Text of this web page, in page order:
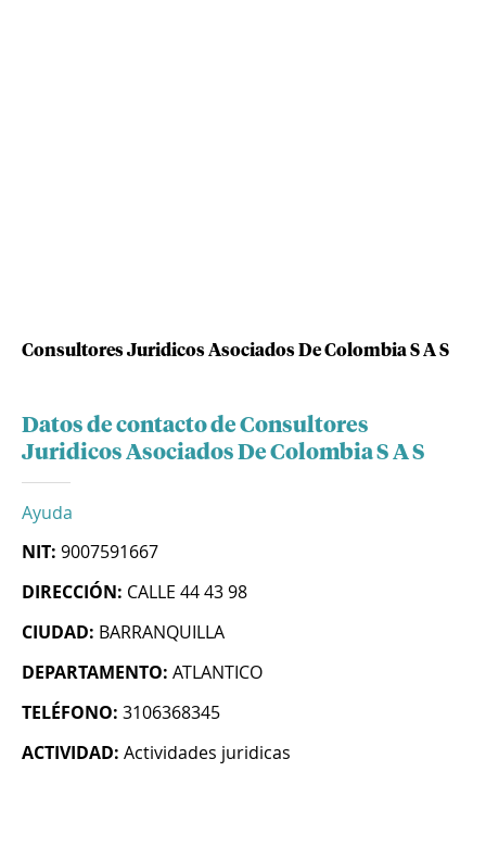
Consultores Juridicos Asociados De Colombia S A S
Datos de contacto de Consultores
Juridicos Asociados De Colombia S A S
Ayuda
NIT: 9007591667
DIRECCIÓN: CALLE 44 43 98
CIUDAD: BARRANQUILLA
DEPARTAMENTO: ATLANTICO
TELÉFONO: 3106368345
ACTIVIDAD: Actividades juridicas